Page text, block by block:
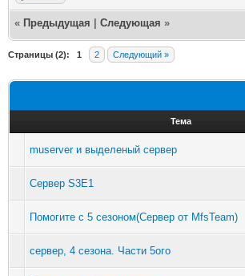
« Предыдущая Следующая »
Страницы (2): 1 2 Следующий »
Тема
muserver и выделеный сервер
Сервер S3E1
Помогите с 5 сезоном(Сервер от MfsTeam)
сервер, 4 сезона. Части 5ого